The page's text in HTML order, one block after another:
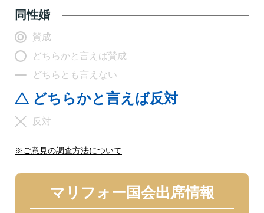
同性婚
賛成
どちらかと言えば賛成
どちらとも言えない
どちらかと言えば反対
反対
※ご意見の調査方法について
マリフォー国会出席情報